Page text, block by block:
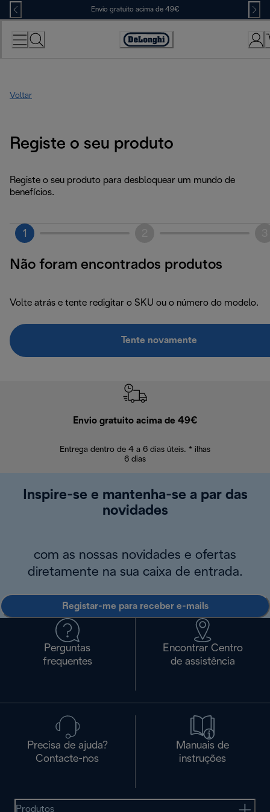
Skip
to
Content
Envio gratuito acima de 49€
Accessibility
Voltar
Registe o seu produto
Registe o seu produto para desbloquear um mundo de
benefícios.
1
Não foram encontrados produtos
Volte atrás e tente redigitar o SKU ou o número do modelo.
Tente novamente
Envio gratuito acima de 49€
Entrega dentro de 4 a 6 dias úteis. * ilhas
6 dias
Inspire-se e mantenha-se a par das
novidades
com as nossas novidades e ofertas
diretamente na sua caixa de entrada.
Registar-me para receber e-mails
Perguntas
frequentes
Encontrar Centro
de assistência
Precisa de ajuda?
Contacte-nos
Manuais de
instruções
Produtos